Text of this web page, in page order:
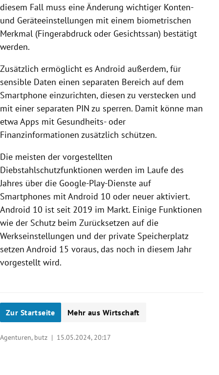
diesem Fall muss eine Änderung wichtiger Konten-
und Geräteeinstellungen mit einem biometrischen
Merkmal (Fingerabdruck oder Gesichtssan) bestätigt
werden.
Zusätzlich ermöglicht es Android außerdem, für
sensible Daten einen separaten Bereich auf dem
Smartphone einzurichten, diesen zu verstecken und
mit einer separaten PIN zu sperren. Damit könne man
etwa Apps mit Gesundheits- oder
Finanzinformationen zusätzlich schützen.
Die meisten der vorgestellten
Diebstahlschutzfunktionen werden im Laufe des
Jahres über die Google-Play-Dienste auf
Smartphones mit Android 10 oder neuer aktiviert.
Android 10 ist seit 2019 im Markt. Einige Funktionen
wie der Schutz beim Zurücksetzen auf die
Werkseinstellungen und der private Speicherplatz
setzen Android 15 voraus, das noch in diesem Jahr
vorgestellt wird.
Zur Startseite Mehr aus Wirtschaft
Agenturen, butz | 15.05.2024, 20:17